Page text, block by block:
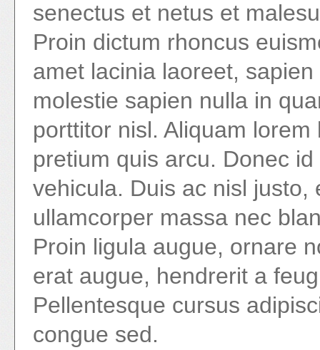
senectus et netus et
Proin dictum rhoncus
amet lacinia laoreet,
molestie sapien nulla in
porttitor nisl. Aliquam
pretium quis arcu. Donec
vehicula. Duis ac nisl
ullamcorper massa nec
Proin ligula augue, ornare
erat augue, hendrerit a
Pellentesque cursus
congue sed.